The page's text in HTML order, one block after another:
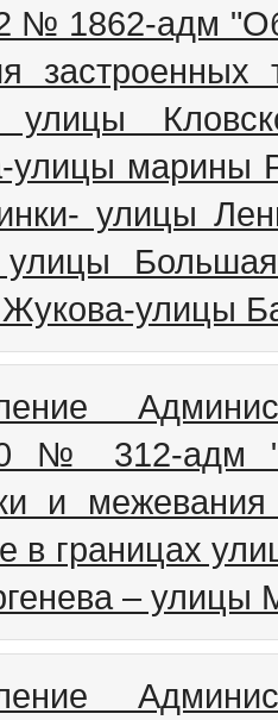
№ 1862-адм
застроенных
улицы
улицы марины
улицы
улицы
улицы
№ 312-адм
и межевания
в границах
–